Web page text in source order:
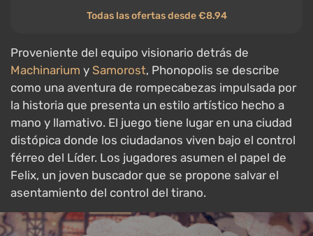
Todas las ofertas desde €8.94
Proveniente del equipo visionario detrás de
Machinarium y Samorost, Phonopolis se describe
como una aventura de rompecabezas impulsada por
la historia que presenta un estilo artístico hecho a
mano y llamativo. El juego tiene lugar en una ciudad
distópica donde los ciudadanos viven bajo el control
férreo del Líder. Los jugadores asumen el papel de
Felix, un joven buscador que se propone salvar el
asentamiento del control del tirano.